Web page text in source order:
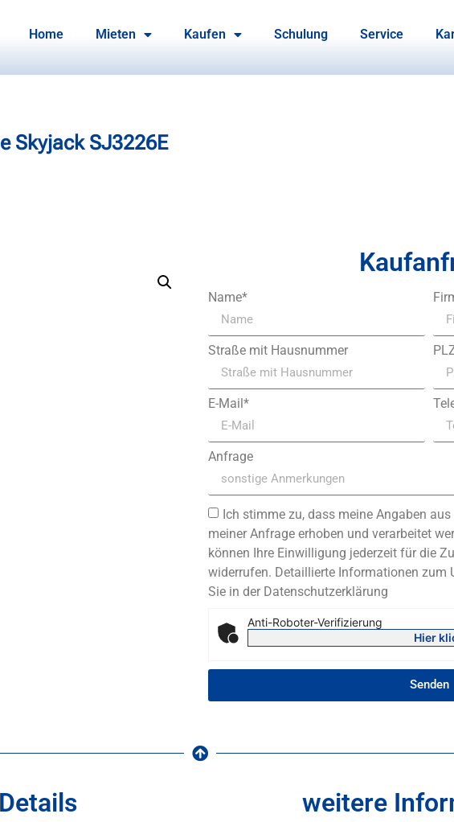
Home Mieten Kaufen Schulung Service
Skyjack SJ3226E
Name*
Straße mit Hausnummer
E-Mail*
Anfrage
Ich stimme zu, dass meine Angaben
meiner Anfrage erhoben und verarbeitet
können Ihre Einwilligung jederzeit für die
widerrufen. Detaillierte Informationen zum
Sie in der Datenschutzerklärung
Anti-Roboter-Verifizierung
Hier
Senden
weitere